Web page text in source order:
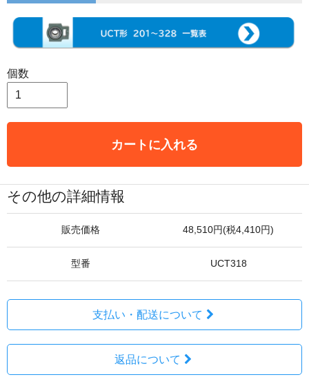
個数
カートに入れる
その他の詳細情報
販売価格 48,510円(税4,410円)
型番 UCT318
支払い・配送について
返品について